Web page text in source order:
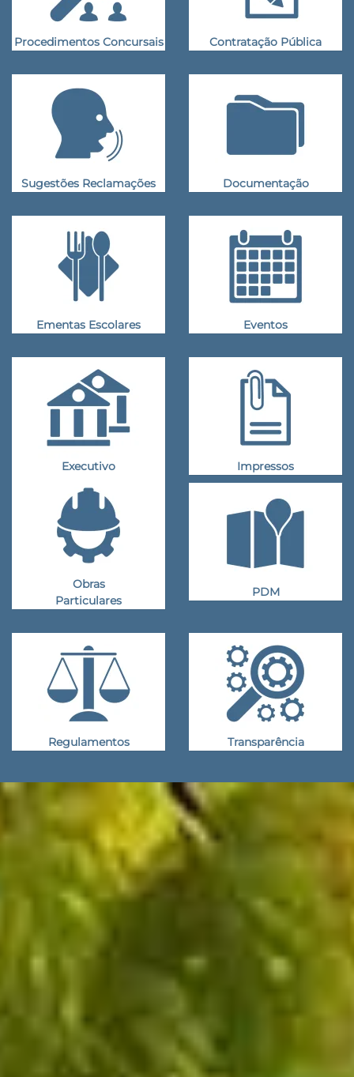
Procedimentos Concursais Contratação Pública
Sugestões Reclamações Documentação
Ementas Escolares Eventos
Executivo Impressos
Obras
Particulares
PDM
Regulamentos Transparência